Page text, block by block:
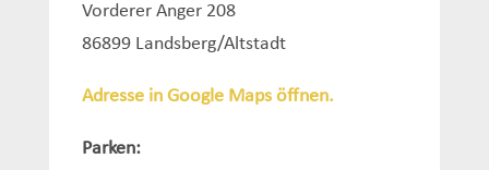
Vorderer Anger 208
86899 Landsberg/Altstadt
Adresse in Google Maps öffnen.
Parken: